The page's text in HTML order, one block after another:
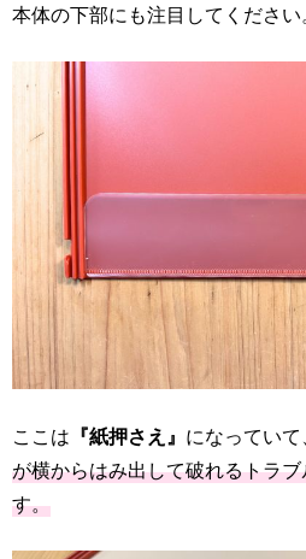
本体の下部にも注目してください。
ここは 『紙押さえ』 になっていて、
が横からはみ出して破れるトラ
す。